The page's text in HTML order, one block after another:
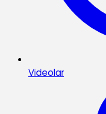
Videolar